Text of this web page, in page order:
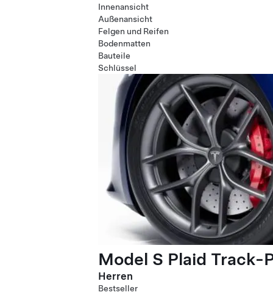
Innenansicht
Außenansicht
Felgen und Reifen
Bodenmatten
Bauteile
Schlüssel
Model S Plaid Track-
Herren
Bestseller